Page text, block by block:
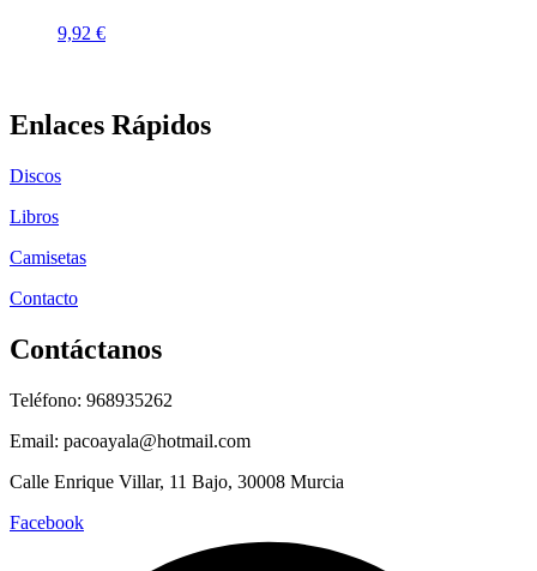
9,92 €
Enlaces Rápidos
Discos
Libros
Camisetas
Contacto
Contáctanos
Teléfono: 968935262
Email: pacoayala@hotmail.com
Calle Enrique Villar, 11 Bajo, 30008 Murcia
Facebook